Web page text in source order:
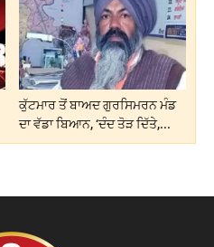
ਕੁੱਟਮਾਰ ਤੋਂ ਬਾਅਦ ਗੁਰਸਿਮਰਨ ਮੰਡ
ਦਾ ਵੱਡਾ ਬਿਆਨ, ‘ਦੰਦ ਤੋੜ ਦਿੱਤੇ,...